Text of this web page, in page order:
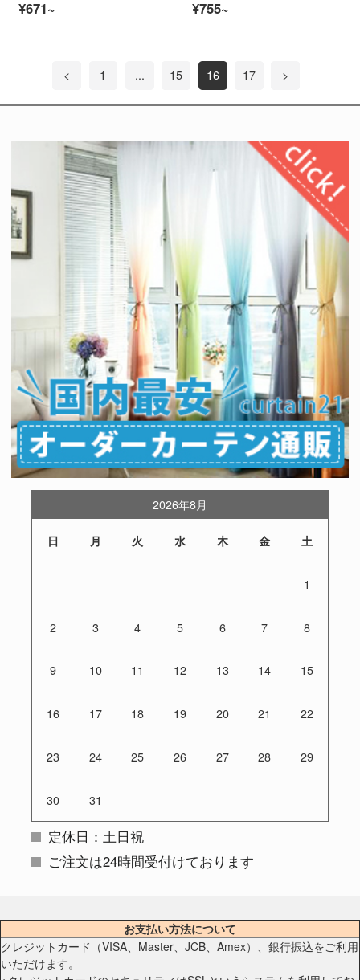
¥671~
¥755~
< 1 ... 15 16 17 >
2026年8月
日 月 火 水 木 金 土
1
2 3 4 5 6 7 8
9 10 11 12 13 14 15
16 17 18 19 20 21 22
23 24 25 26 27 28 29
30 31
定休日：土日祝
ご注文は24時間受付けております
お支払い方法について
クレジットカード（VISA、Master、JCB、Amex）、銀行振込をご利用
いただけます。